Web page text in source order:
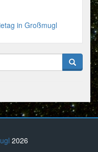
in Großmugl
2026